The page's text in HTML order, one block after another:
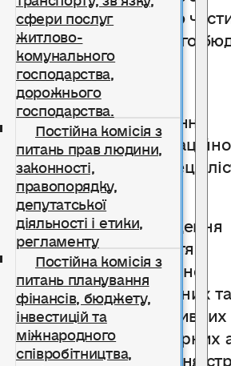
сфери послуг
житлово-
комунального
господарства,
дорожнього
господарства.
Постійна комісія з
питань прав людини,
законності,
правопорядку,
депутатської
діяльності і етики,
регламенту
Постійна комісія з
питань планування
фінансів, бюджету,
інвестицій та
міжнародного
співробітництва,
робота з
дохідною
селищного
вебінарах,
нарадах
Підвищення
рівня
відділу
на
щодо
Недопущення
прийняття
економічно
недоцільних та
неефективних
регуляторних
порушення